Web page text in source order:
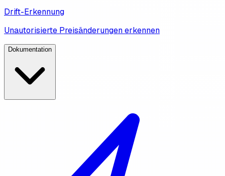
Drift-Erkennung
Unautorisierte Preisänderungen erkennen
Dokumentation